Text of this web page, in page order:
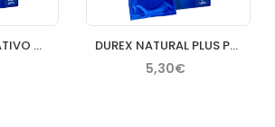
DUREX PRESERVATIVO NATURAL PLUS 12 U DUREX NATURAL PLUS PRESERVATIVOS 6 U
5,30€